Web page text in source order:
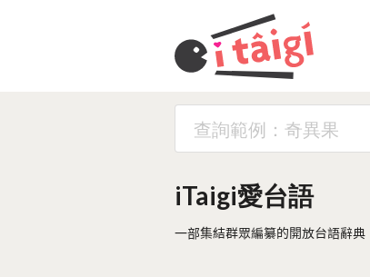
iTaigi愛台語
一部集結群眾編纂的開放台語辭典